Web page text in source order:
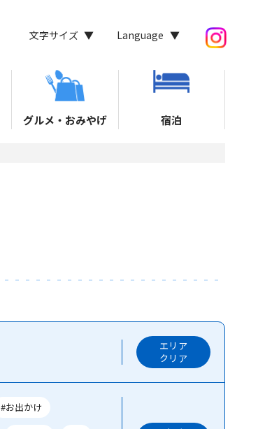
グルメ・おみやげ 宿泊
文字サイズ Language
エリア
クリア
#お出かけ